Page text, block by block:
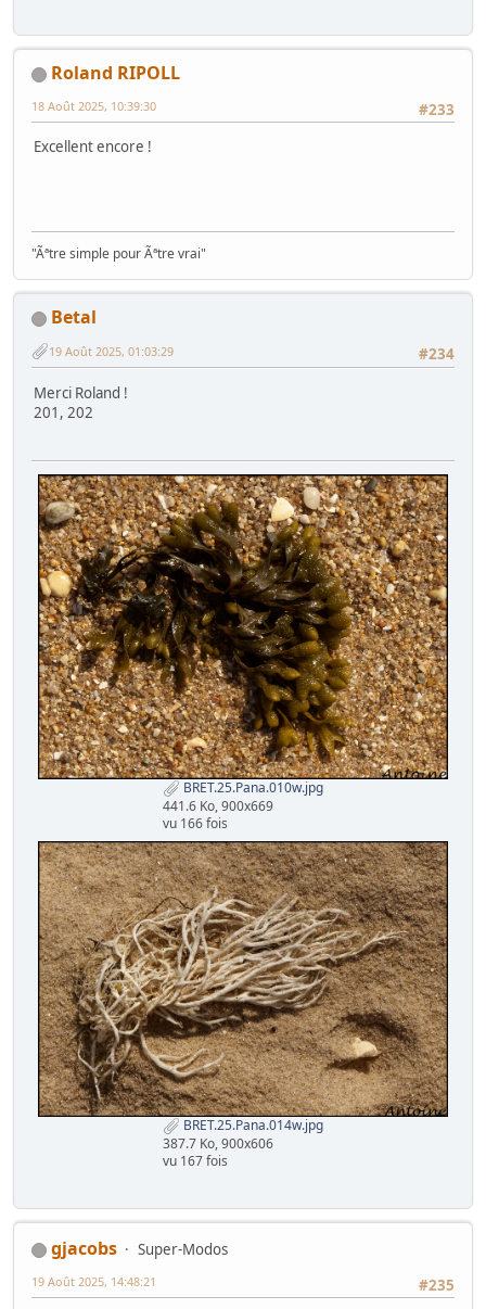
Roland RIPOLL
#233
18 Août 2025, 10:39:30
Excellent encore !
"Ãªtre simple pour Ãªtre vrai"
Betal
#234
19 Août 2025, 01:03:29
Merci Roland !
201, 202
BRET.25.Pana.010w.jpg
441.6 Ko, 900x669
vu 166 fois
BRET.25.Pana.014w.jpg
387.7 Ko, 900x606
vu 167 fois
gjacobs
Super-Modos
#235
19 Août 2025, 14:48:21